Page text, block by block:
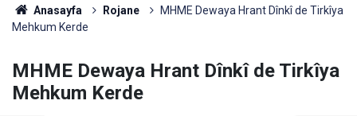
Anasayfa Rojane
MHME Dewaya Hrant Dînkî de Tirkîya
Mehkum Kerde
MHME Dewaya Hrant Dînkî de Tirkîya
Mehkum Kerde